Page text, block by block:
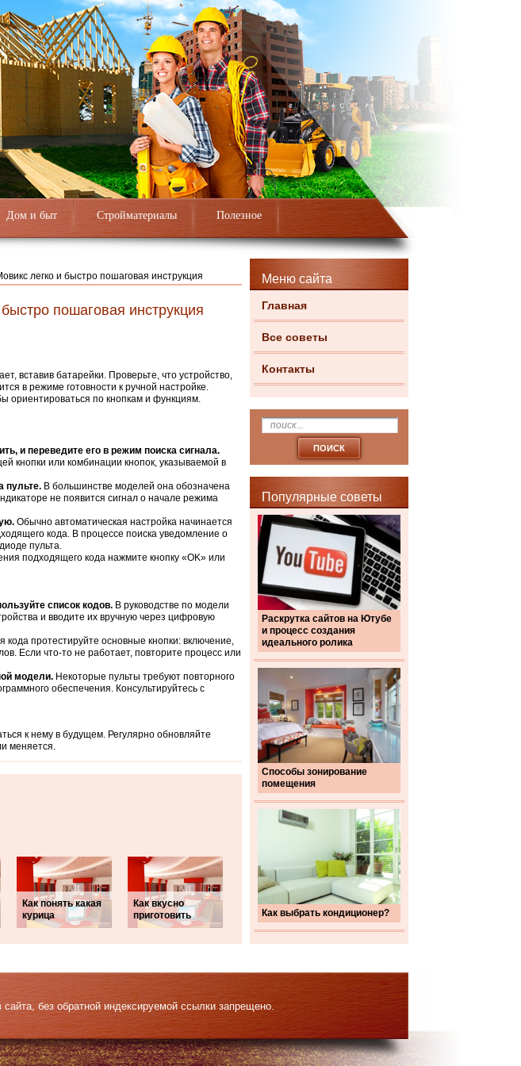
Дом и быт Стройматериалы Полезное
Меню сайта
Главная
Все советы
Контакты
Популярные советы
Раскрутка сайтов на Ютубе
и процесс создания
идеального ролика
Способы зонирование
помещения
Как выбрать кондиционер?
легко и быстро пошаговая инструкция
пошаговая инструкция
вставив батарейки. Проверьте, что устройство,
в режиме готовности к ручной настройке.
ориентироваться по кнопкам и функциям.
и переведите его в режим поиска сигнала.
кнопки или комбинации кнопок, указываемой в
пульте. В большинстве моделей она обозначена
не появится сигнал о начале режима
Обычно автоматическая настройка начинается
кода. В процессе поиска уведомление о
пульта.
подходящего кода нажмите кнопку «OK» или
список кодов. В руководстве по модели
и вводите их вручную через цифровую
кода протестируйте основные кнопки: включение,
Если что-то не работает, повторите процесс или
модели. Некоторые пульты требуют повторного
обеспечения. Консультируйтесь с
к нему в будущем. Регулярно обновляйте
меняется.
Как понять какая
курица
Как вкусно
приготовить
без обратной индексируемой ссылки запрещено.